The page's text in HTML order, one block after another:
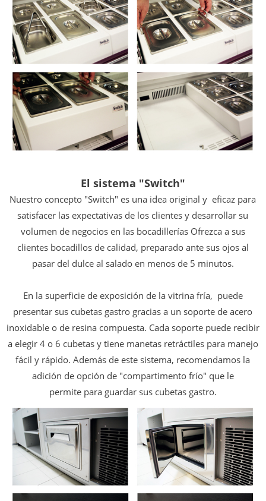
El sistema "Switch"
Nuestro concepto "Switch" es una idea original yeficaz para
satisfacer las expectativas de los clientes y desarrollar su
volumen de negocios en las bocadillerías Ofrezca a sus
clientes bocadillos de calidad, preparado ante sus ojos al
pasar del dulce al salado en menos de 5 minutos.
En la superficie de exposición de la vitrina fría, puede
presentar sus cubetas gastro gracias a un soporte de acero
inoxidable o de resina compuesta. Cada soporte puede recibir
a elegir 4 o 6 cubetas y tiene manetas retráctiles para manejo
fácil y rápido. Además de este sistema, recomendamos la
adición de opción de "compartimento frío" que le
permite para guardar sus cubetas gastro.